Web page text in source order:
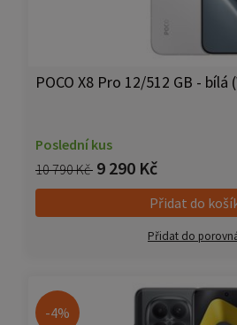
POCO X8 Pro 12/512 GB - bílá
Poslední kus
10 790 Kč 9 290 Kč
Přidat do
Přidat do
-4%